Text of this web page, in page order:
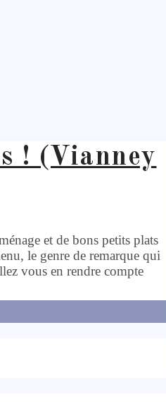
! (Vianney
et de bons petits plats
le genre de remarque qui
vous en rendre compte